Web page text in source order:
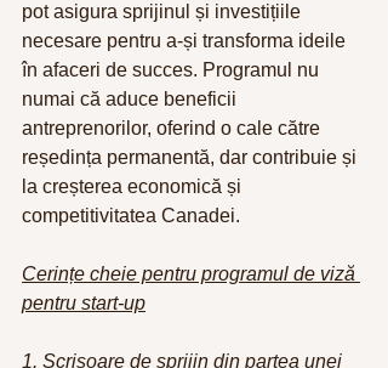
pot asigura sprijinul și investițiile
necesare pentru a-și transforma ideile
în afaceri de succes. Programul nu
numai că aduce beneficii
antreprenorilor, oferind o cale către
reședința permanentă, dar contribuie și
la creșterea economică și
competitivitatea Canadei.
Cerințe cheie pentru programul de viză
pentru start-up
1. Scrisoare de sprijin din partea unei